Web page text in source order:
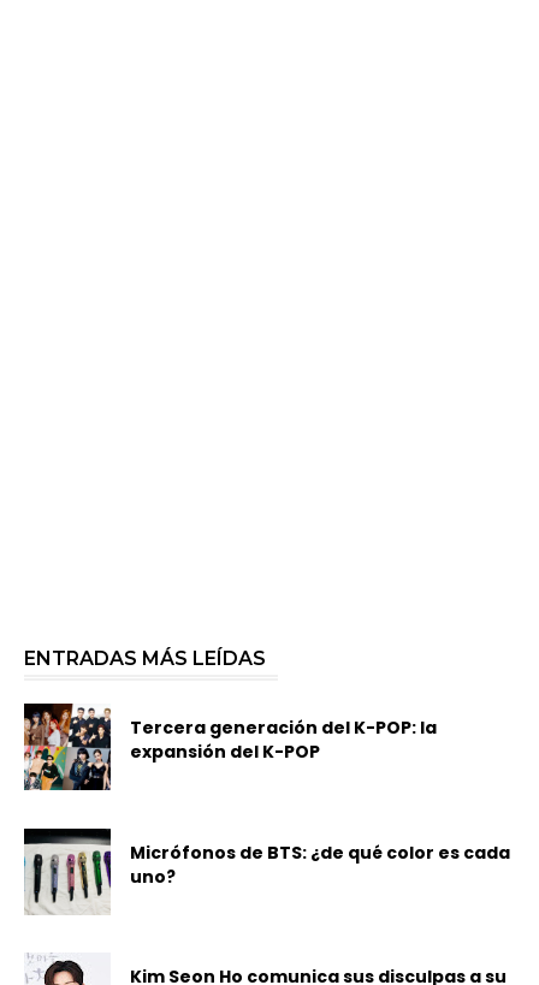
ENTRADAS MÁS LEÍDAS
Tercera generación del K-POP: la
expansión del K-POP
Micrófonos de BTS: ¿de qué color es cada
uno?
Kim Seon Ho comunica sus disculpas a su